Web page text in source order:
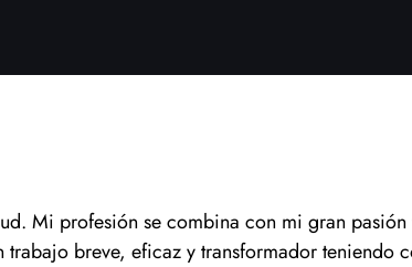
Mi profesión se combina con mi gran
breve, eficaz y transformador teniendo